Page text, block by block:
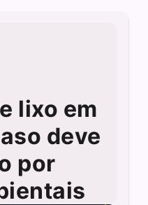
lixo em
deve
por